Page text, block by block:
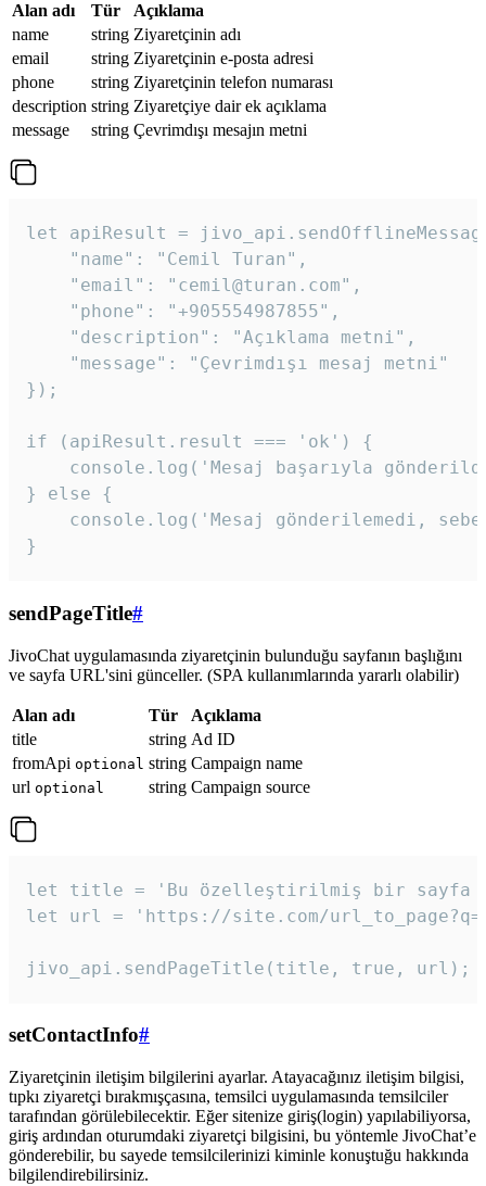
Alan adı Tür
Açıklama
name
string Ziyaretçinin adı
email
string Ziyaretçinin e-posta adresi
phone
string Ziyaretçinin telefon numarası
description string Ziyaretçiye dair ek açıklama
message
string Çevrimdışı mesajın metni
let apiResult =
    "name": "Cemil Turan",
    "email": "cemil@turan.com",
    "phone": "+905554987855",
    "description": "Açıklama metni",
    "message": "Çevrimdışı mesaj metni"
});
if (apiResult.result === 'ok') {
console.log('Mesaj başarıyla
} else {
console.log('Mesaj gönderilemedi,
}
sendPageTitle#
JivoChat uygulamasında ziyaretçinin bulunduğu sayfanın başlığını
ve sayfa URL'sini günceller. (SPA kullanımlarında yararlı olabilir)
Alan adı Tür
Açıklama
title
string Ad ID
fromApi optional string Campaign name
url optional string Campaign source
let title = 'Bu özelleştirilmiş bir sayfa
let url = 'https://site.com/
jivo_api.sendPageTitle(title, true, url);
setContactInfo#
Ziyaretçinin iletişim bilgilerini ayarlar. Atayacağınız iletişim bilgisi,
tıpkı ziyaretçi bırakmışçasına, temsilci uygulamasında temsilciler
tarafından görülebilecektir. Eğer sitenize giriş(login) yapılabiliyorsa,
giriş ardından oturumdaki ziyaretçi bilgisini, bu yöntemle JivoChat’e
gönderebilir, bu sayede temsilcilerinizi kiminle konuştuğu hakkında
bilgilendirebilirsiniz.